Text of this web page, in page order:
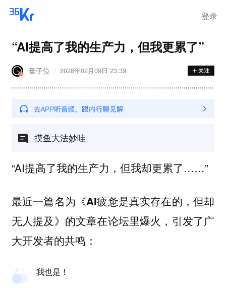
登录
“AI提高了我的生产力，但我更累了”
量子位 2026年02月09日 23:39
摸鱼大法妙哇
“AI提高了我的生产力，但我却更累了……”
最近一篇名为 《AI疲惫是真实存在的，但却
无人提及》 的文章在论坛里爆火，引发了广
大开发者的共鸣：
我也是！